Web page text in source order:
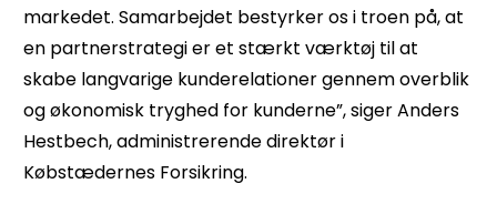
markedet. Samarbejdet bestyrker os i troen på, at
en partnerstrategi er et stærkt værktøj til at
skabe langvarige kunderelationer gennem overblik
og økonomisk tryghed for kunderne”, siger Anders
Hestbech, administrerende direktør i
Købstædernes Forsikring.